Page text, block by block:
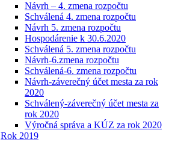
Návrh – 4. zmena rozpočtu
Schválená 4. zmena rozpočtu
Návrh 5. zmena rozpočtu
Hospodárenie k 30.6.2020
Schválená 5. zmena rozpočtu
Návrh-6.zmena rozpočtu
Schválená-6. zmena rozpočtu
Návrh-záverečný účet mesta za rok
2020
Schválený-záverečný účet mesta za
rok 2020
Výročná správa a KÚZ za rok 2020
Rok 2019